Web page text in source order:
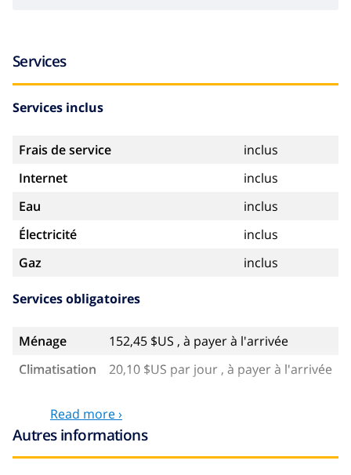
Services
Services inclus
Frais de service
inclus
Internet
inclus
Eau
inclus
Électricité
inclus
Gaz
inclus
Services obligatoires
Ménage
152,45 $US , à payer à l'arrivée
Climatisation
20,10 $US par jour , à payer à l'arrivée
Services optionnels
payer à l'arrivée
Read more ›
Autres informations